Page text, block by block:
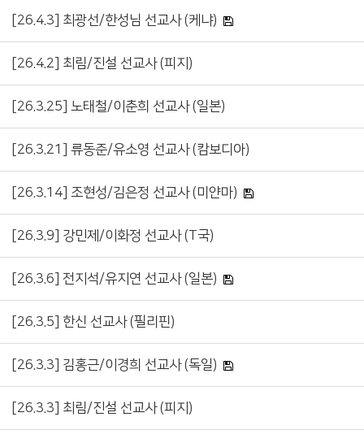
[26.4.3] 최광선/한성님 선교사 (케냐)
[26.4.2] 최림/진설 선교사 (피지)
[26.3.25] 노태철/이춘희 선교사 (일본)
[26.3.21] 류동준/유소영 선교사 (캄보디아)
[26.3.14] 조현성/김은정 선교사 (미얀마)
[26.3.9] 강민제/이화정 선교사 (T국)
[26.3.6] 전지석/유지연 선교사 (일본)
[26.3.5] 한신 선교사 (필리핀)
[26.3.3] 김홍근/이경희 선교사 (독일)
[26.3.3] 최림/진설 선교사 (피지)